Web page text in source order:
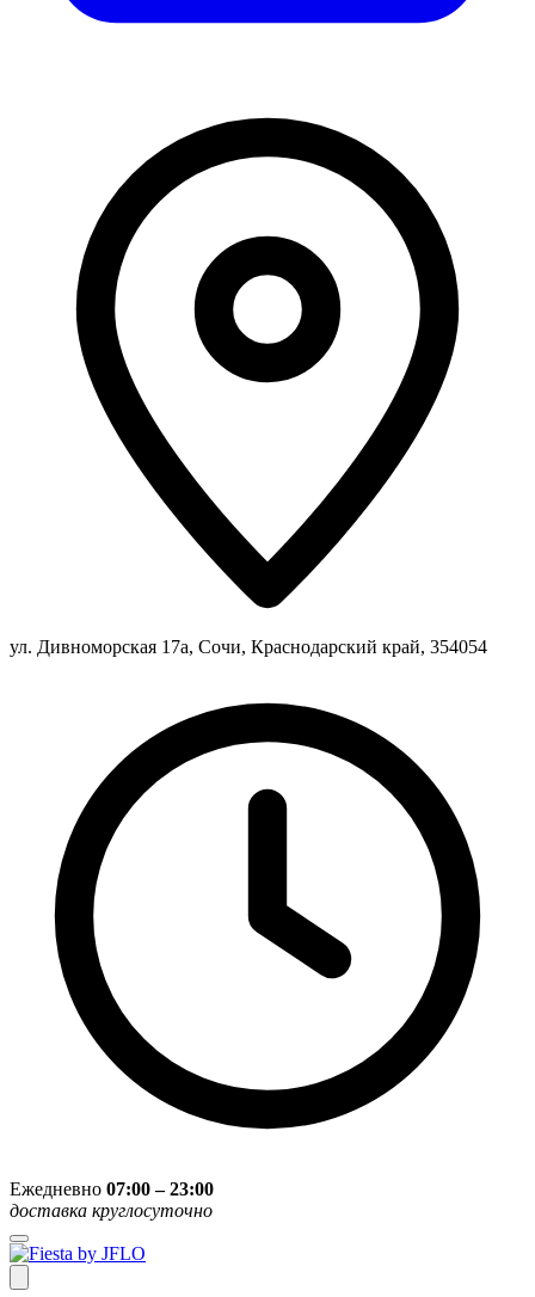
ул. Дивноморская 17а, Сочи, Краснодарский край, 354054
Ежедневно 07:00 – 23:00
доставка круглосуточно